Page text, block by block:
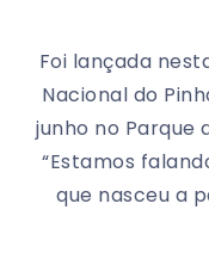
Foi lançada
Nacional do
junho no Parque
“Estamos
que nasceu a